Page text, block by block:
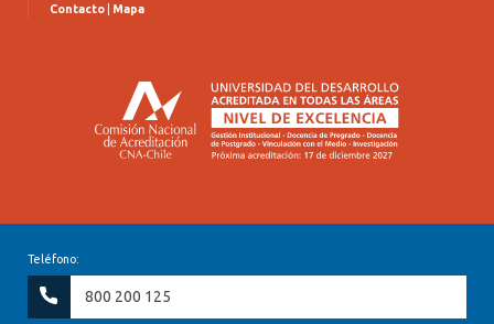
Contacto Mapa
Teléfono:
800 200 125